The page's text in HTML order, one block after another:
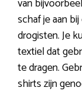
schaf je aan
drogisten. Je
textiel dat
te dragen.
shirts zijn